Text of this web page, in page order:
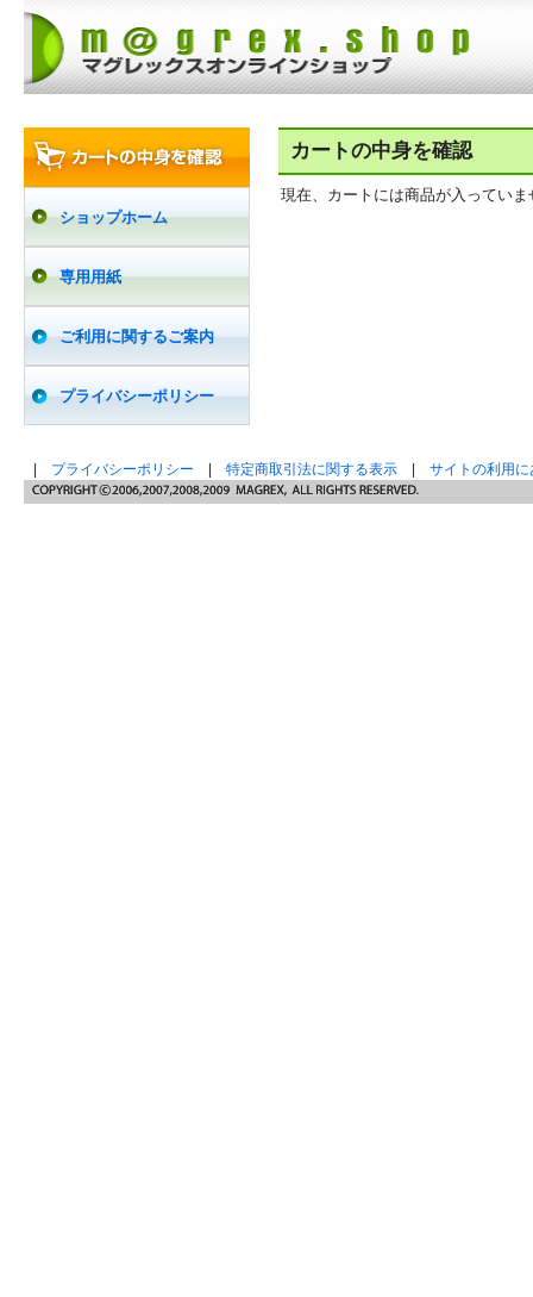
ショップホーム
専用用紙
ご利用に関するご案内
プライバシーポリシー
カートの中身を確認
現在、カートには商品が入っていま
プライバシーポリシー 特定商取引法に関する表示 サイトの利用に